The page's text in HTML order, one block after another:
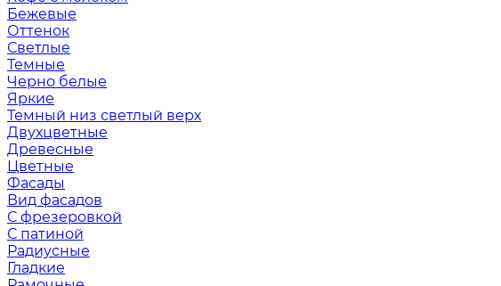
Бежевые
Оттенок
Светлые
Темные
Черно белые
Яркие
Темный низ светлый верх
Двухцветные
Древесные
Цветные
Фасады
Вид фасадов
С фрезеровкой
С патиной
Радиусные
Гладкие